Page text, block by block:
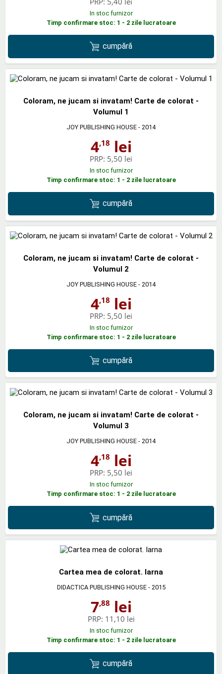
In stoc furnizor
Timp confirmare stoc: 1 - 2 zile lucratoare
cumpără
Coloram, ne jucam si invatam! Carte de colorat -
Volumul 1
JOY PUBLISHING HOUSE - 2014
4,18 lei
PRP: 5,50 lei
In stoc furnizor
Timp confirmare stoc: 1 - 2 zile lucratoare
cumpără
Coloram, ne jucam si invatam! Carte de colorat -
Volumul 2
JOY PUBLISHING HOUSE - 2014
4,18 lei
PRP: 5,50 lei
In stoc furnizor
Timp confirmare stoc: 1 - 2 zile lucratoare
cumpără
Coloram, ne jucam si invatam! Carte de colorat -
Volumul 3
JOY PUBLISHING HOUSE - 2014
4,18 lei
PRP: 5,50 lei
In stoc furnizor
Timp confirmare stoc: 1 - 2 zile lucratoare
cumpără
Cartea mea de colorat. Iarna
DIDACTICA PUBLISHING HOUSE- 2015
7,88 lei
PRP: 11,10 lei
In stoc furnizor
Timp confirmare stoc: 1 - 2 zile lucratoare
cumpără